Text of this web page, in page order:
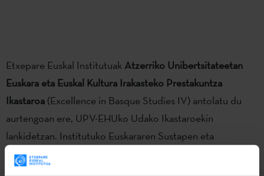
Etxepare Euskal Institutuak Atzerriko Unibertsitateetan
Euskara eta Euskal Kultura Irakasteko Prestakuntza
Ikastaroa (Excellence in Basque Studies IV) antolatu du
aurtengoan ere, UPV-EHUko Udako Ikastaroekin
lankidetzan. Institutuko Euskararen Sustapen eta
Hedapenerako zuzendaria den
zuzendu duen programa sekula baino luzeagoa izango da –